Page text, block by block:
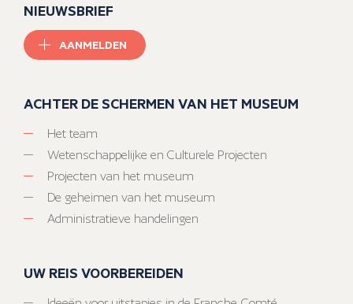
NIEUWSBRIEF
AANMELDEN
ACHTER DE SCHERMEN VAN HET MUSEUM
Het team
Wetenschappelijke en Culturele Projecten
Projecten van het museum
De geheimen van het museum
Administratieve handelingen
UW REIS VOORBEREIDEN